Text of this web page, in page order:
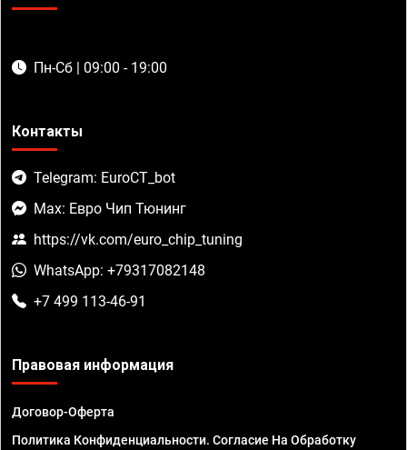
Пн-Сб | 09:00 - 19:00
Контакты
Telegram: EuroCT_bot
Max: Евро Чип Тюнинг
https://vk.com/euro_chip_tuning
WhatsApp: +79317082148
+7 499 113-46-91
Правовая информация
Договор-Оферта
Политика Конфиденциальности. Согласие На Обработку